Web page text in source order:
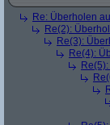
Re: Überholen
Re(2):
Re(3):
Re(4):